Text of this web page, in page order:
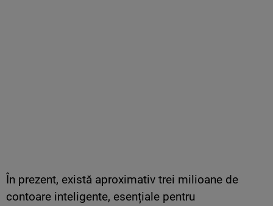
În prezent, există aproximativ trei milioane de
contoare inteligente, esențiale pentru